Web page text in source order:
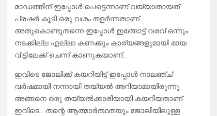
മാഡത്തിന് ഇപ്പോൾ പെട്ടെന്നാണ് വയ്യാതായത്
പ്രഷർ കൂടി ഒരു വശം തളർന്നതാണ്
അതുകൊണ്ടുതന്നെ ഇപ്പോൾ ഇങ്ങോട്ട് വരവ് ഒന്നും
നടക്കില്ല എല്ലാ കണക്കും കാര്യങ്ങളുമായി മായ
വീട്ടിലേക്ക് ചെന്ന് കാണുകയാണ്…
ഇവിടെ ജോലിക്ക് കയറിയിട്ട് ഇപ്പോൾ നാലഞ്ച്
വർഷമായി നന്നായി തയ്യൽ അറിയാമായിരുന്നു.
അങ്ങനെ ഒരു തയ്യൽക്കാരിയായി കയറിയതാണ്
ഇവിടെ… തന്റെ ആത്മാർത്ഥതയും ജോലിയിലുള്ള